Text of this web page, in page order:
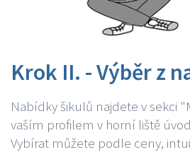
Krok II. - Výběr z
Nabídky šikulů najdete v sekci
vaším profilem v horní liště
Vybírat můžete podle ceny,